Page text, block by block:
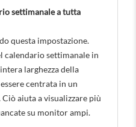
settimanale a tutta
questa impostazione.
calendario settimanale in
larghezza della
centrata in un
aiuta a visualizzare più
su monitor ampi.